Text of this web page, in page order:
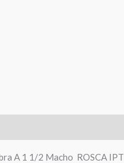
A 1 1/2 Macho ROSCA IPT